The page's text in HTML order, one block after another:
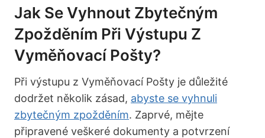
Jak Se Vyhnout Zbytečným
Zpožděním Při Výstupu Z
Vyměňovací Pošty?
Při výstupu z Vyměňovací Pošty je důležité
dodržet několik zásad, abyste se vyhnuli
zbytečným zpožděním. Zaprvé, mějte
připravené veškeré dokumenty a potvrzení